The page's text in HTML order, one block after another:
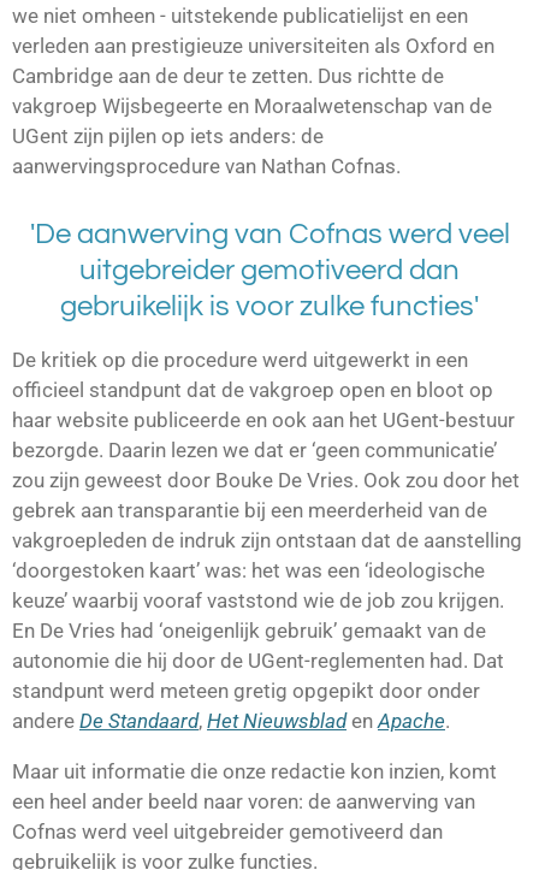
we niet omheen - uitstekende publicatielijst en een
verleden aan prestigieuze universiteiten als Oxford en
Cambridge aan de deur te zetten. Dus richtte de
vakgroep Wijsbegeerte en Moraalwetenschap van de
UGent zijn pijlen op iets anders: de
aanwervingsprocedure van Nathan Cofnas.
'De aanwerving van Cofnas werd veel
uitgebreider gemotiveerd dan
gebruikelijk is voor zulke functies'
De kritiek op die procedure werd uitgewerkt in een
officieel standpunt dat de vakgroep open en bloot op
haar website publiceerde en ook aan het UGent-bestuur
bezorgde. Daarin lezen we dat er ‘geen communicatie’
zou zijn geweest door Bouke De Vries. Ook zou door het
gebrek aan transparantie bij een meerderheid van de
vakgroepleden de indruk zijn ontstaan dat de aanstelling
‘doorgestoken kaart’ was: het was een ‘ideologische
keuze’ waarbij vooraf vaststond wie de job zou krijgen.
En De Vries had ‘oneigenlijk gebruik’ gemaakt van de
autonomie die hij door de UGent-reglementen had. Dat
standpunt werd meteen gretig opgepikt door onder
andere De Standaard, Het NieuwsbladenApache.
Maar uit informatie die onze redactie kon inzien, komt
een heel ander beeld naar voren: de aanwerving van
Cofnas werd veel uitgebreider gemotiveerd dan
gebruikelijk is voor zulke functies.